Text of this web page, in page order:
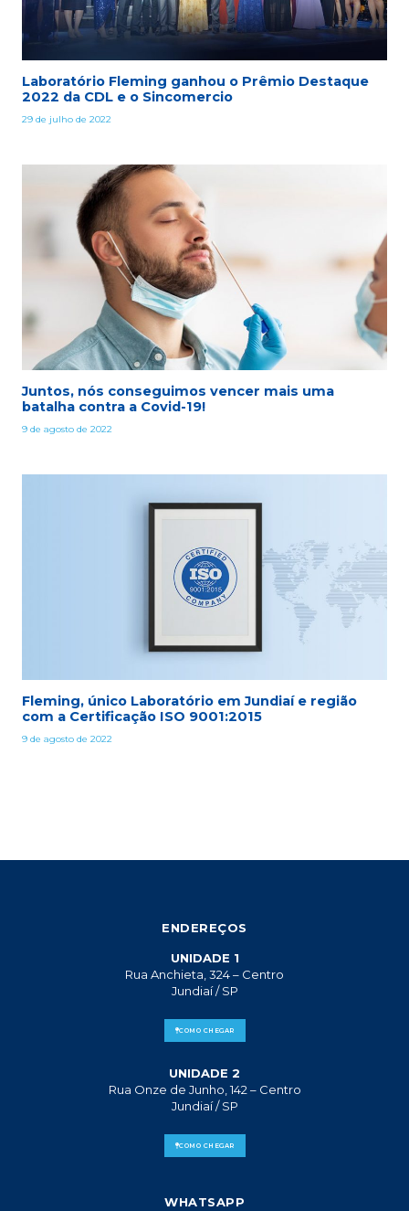
Laboratório Fleming ganhou o Prêmio Destaque
2022 da CDL e o Sincomercio
29 de julho de 2022
Juntos, nós conseguimos vencer mais uma
batalha contra a Covid-19!
9 de agosto de 2022
Fleming, único Laboratório em Jundiaí e região
com a Certificação ISO 9001:2015
9 de agosto de 2022
ENDEREÇOS
UNIDADE 1
Rua Anchieta, 324 – Centro
Jundiaí / SP
COMO CHEGAR
UNIDADE 2
Rua Onze de Junho, 142 – Centro
Jundiaí / SP
COMO CHEGAR
WHATSAPP